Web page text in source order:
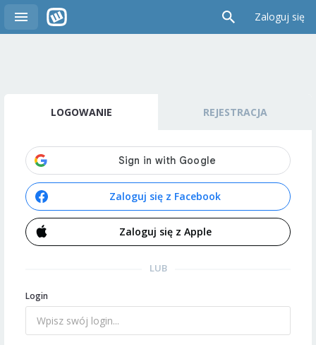
Zaloguj się
LOGOWANIE REJESTRACJA
Zaloguj się z Facebook
Zaloguj się z Apple
LUB
Login